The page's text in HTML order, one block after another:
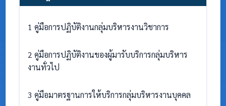
1 คู่มือการปฏิบัติงานกลุ่มบริหารงานวิชาการ
2 คู่มือการปฏิบัติงานของผู้มารับบริการกลุ่มบริหาร
งานทั่วไป
3 คู่มือมาตรฐานการให้บริการกลุ่มบริหารงานบุคคล